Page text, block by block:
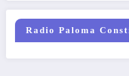
Radio Paloma